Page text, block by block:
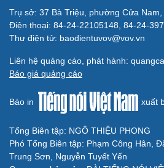
Trụ sở: 37 Bà Triệu, phường Cửa Nam,
Điện thoại: 84-24-22105148, 84-24-
Thư điện tử: baodientuvov@vov.vn
Liên hệ quảng cáo, phát hành:
Báo giá quảng cáo
Báo in xuất
Tổng Biên tập: NGÔ THIỆU PHONG
Phó Tổng Biên tập: Phạm Công Hân,
Trung Sơn, Nguyễn Tuyết Yến